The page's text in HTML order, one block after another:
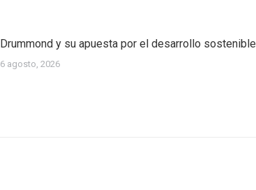
Drummond y su apuesta por el desarrollo sostenible
6 agosto, 2026